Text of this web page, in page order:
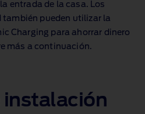
entrada de la casa. Los
pueden utilizar la
Charging para ahorrar dinero
más a continuación.
instalación